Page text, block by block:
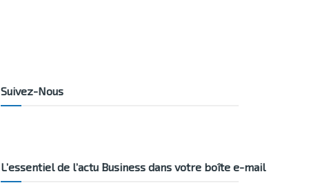
Suivez-Nous
L’essentiel de l’actu Business dans votre boîte e-mail